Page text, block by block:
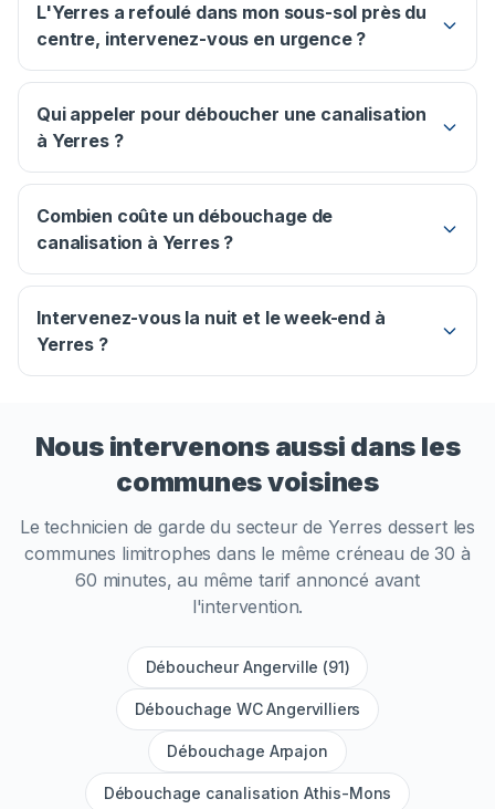
L'Yerres a refoulé dans mon sous-sol près du
centre, intervenez-vous en urgence ?
Qui appeler pour déboucher une canalisation
à Yerres ?
Combien coûte un débouchage de
canalisation à Yerres ?
Intervenez-vous la nuit et le week-end à
Yerres ?
Nous intervenons aussi dans les
communes voisines
Le technicien de garde du secteur de Yerres dessert les
communes limitrophes dans le même créneau de 30 à
60 minutes, au même tarif annoncé avant
l'intervention.
Déboucheur Angerville (91)
Débouchage WC Angervilliers
Débouchage Arpajon
Débouchage canalisation Athis-Mons